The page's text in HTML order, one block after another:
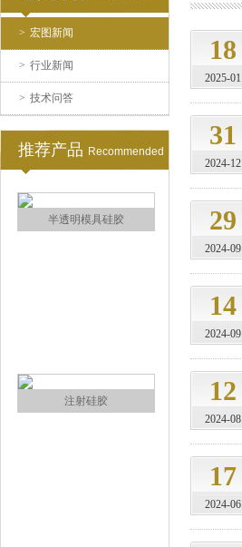
> 宏图新闻
> 行业新闻
> 技术问答
推荐产品 Recommended
涂布硅胶
半透明模具硅胶
注射硅胶
18
2025-01
31
2024-12
29
2024-09
14
2024-09
12
2024-08
17
2024-06